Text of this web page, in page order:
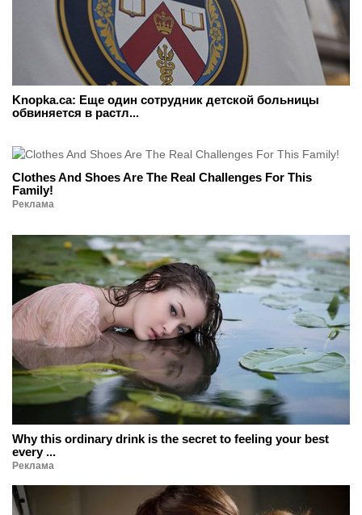
Knopka.ca: Еще один сотрудник детской больницы
обвиняется в растл...
Clothes And Shoes Are The Real Challenges For This
Family!
Реклама
Why this ordinary drink is the secret to feeling your best
every ...
Реклама